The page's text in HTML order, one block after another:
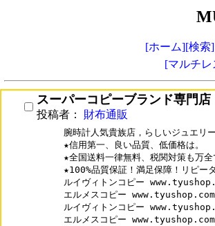
[ホーム][検索]
[マルチ
スーパーコピーブランド専門店
投稿者： 財布通販
腕時計人気貴族店，らしいジュエリ
★信用第一、良い品質、低価格は。
★全国送料一律無料、税関対策も万全
★100%品質保証！満足保障！リピー
ルイヴィトンコピー
エルメスコピー
ルイヴィトンコピー
エルメスコピー